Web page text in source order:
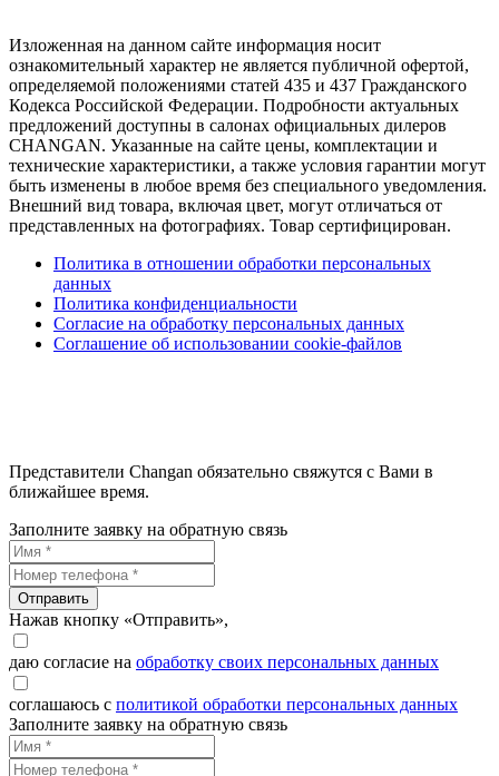
Изложенная на данном сайте информация носит
ознакомительный характер не является публичной офертой,
определяемой положениями статей 435 и 437 Гражданского
Кодекса Российской Федерации. Подробности актуальных
предложений доступны в салонах официальных дилеров
CHANGAN. Указанные на сайте цены, комплектации и
технические характеристики, а также условия гарантии могут
быть изменены в любое время без специального уведомления.
Внешний вид товара, включая цвет, могут отличаться от
представленных на фотографиях. Товар сертифицирован.
Политика в отношении обработки персональных
данных
Политика конфиденциальности
Согласие на обработку персональных данных
Соглашение об использовании cookie-файлов
Представители Changan обязательно свяжутся с Вами в
ближайшее время.
Заполните заявку на обратную связь
Отправить
Нажав кнопку «Отправить»,
даю согласие на обработку своих персональных данных
соглашаюсь с политикой обработки персональных данных
Заполните заявку на обратную связь